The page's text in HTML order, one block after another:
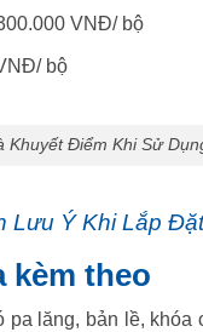
VNĐ/ bộ
bộ
Khuyết Điểm Khi Sử
Lưu Ý Khi Lắp
kèm theo
lăng, bản lề, khóa